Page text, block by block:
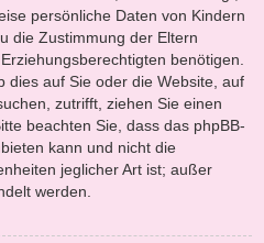
persönliche Daten von Kindern
die Zustimmung der Eltern
benötigen.
dies auf Sie oder die Website, auf
zutrifft, ziehen Sie einen
beachten Sie, dass das phpBB-
kann und nicht die
jeglicher Art ist; außer
werden.